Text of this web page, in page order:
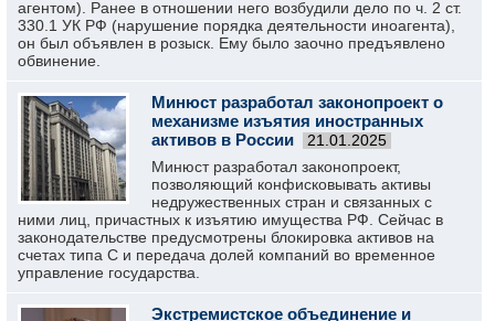
агентом). Ранее в отношении него возбудили дело по ч. 2 ст.
330.1 УК РФ (нарушение порядка деятельности иноагента),
он был объявлен в розыск. Ему было заочно предъявлено
обвинение.
Минюст разработал законопроект о
механизме изъятия иностранных
активов в России
21.01.2025
Минюст разработал законопроект,
позволяющий конфисковывать активы
недружественных стран и связанных с
ними лиц, причастных к изъятию имущества РФ. Сейчас в
законодательстве предусмотрены блокировка активов на
счетах типа С и передача долей компаний во временное
управление государства.
Экстремистское объединение и